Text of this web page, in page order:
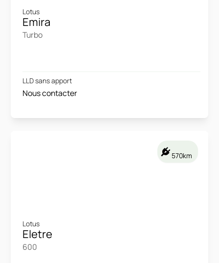
Lotus
Emira
Turbo
LLD sans apport
Nous contacter
Lotus
Eletre
600
570km